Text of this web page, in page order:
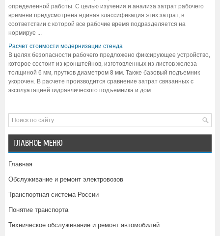
определенной работы. С целью изучения и анализа затрат рабочего
времени предусмотрена единая классификация этих затрат, в
соответствии с которой все рабочие время подразделяется на
нормируе ...
Расчет стоимости модернизации стенда
В целях безопасности рабочего предложено фиксирующее устройство,
которое состоит из кронштейнов, изготовленных из листов железа
толщиной 6 мм, прутков диаметром 8 мм. Также базовый подъемник
укорочен. В расчете производится сравнение затрат связанных с
эксплуатацией гидравлического подъемника и дом ...
ГЛАВНОЕ МЕНЮ
Главная
Обслуживание и ремонт электровозов
Транспортная система России
Понятие транспорта
Техническое обслуживание и ремонт автомобилей